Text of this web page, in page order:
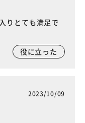
りとても満足で
役に立った
2023/10/09